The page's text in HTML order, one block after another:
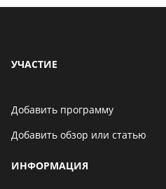
УЧАСТИЕ
Добавить программу
Добавить обзор или статью
ИНФОРМАЦИЯ